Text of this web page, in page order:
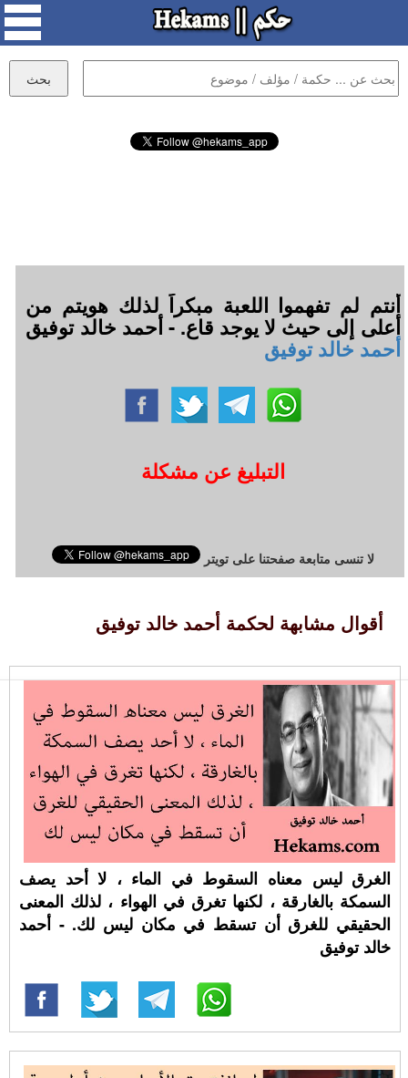
أنتم لم تفهموا اللعبة مبكراً لذلك هويتم من
أعلى إلى حيث لا يوجد قاع. - أحمد خالد توفيق
أحمد خالد توفيق
التبليغ عن مشكلة
لا تنسى متابعة صفحتنا على تويتر
أقوال مشابهة لحكمة أحمد خالد توفيق
الغرق ليس معناه السقوط في الماء ، لا أحد يصف
السمكة بالغارقة ، لكنها تغرق في الهواء ، لذلك المعنى
الحقيقي للغرق أن تسقط في مكان ليس لك. - أحمد
خالد توفيق